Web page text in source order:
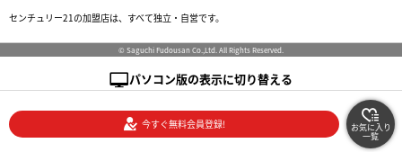
センチュリー21の加盟店は、すべて独立・自営です。
© Saguchi Fudousan Co.,Ltd. All Rights Reserved.
パソコン版の表示に切り替える
今すぐ無料会員登録! お気に入り
一覧